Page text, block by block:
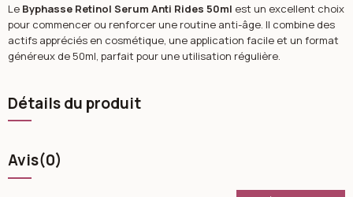
Le Byphasse Retinol Serum Anti Rides 50ml est un excellent choix
pour commencer ou renforcer une routine anti-âge. Il combine des
actifs appréciés en cosmétique, une application facile et un format
généreux de 50ml, parfait pour une utilisation régulière.
Détails du produit
Avis(0)